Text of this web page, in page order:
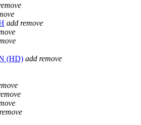
add remove
(HD) add remove
remove